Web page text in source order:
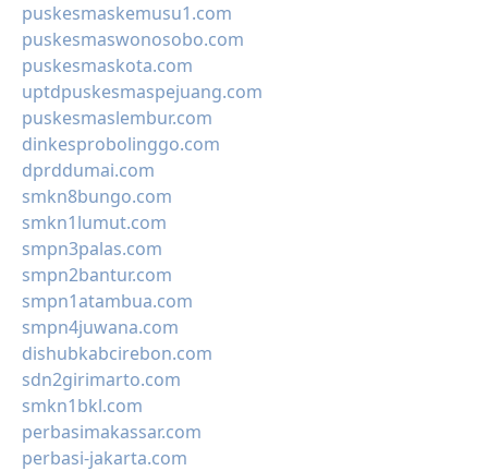
puskesmaskemusu1.com
puskesmaswonosobo.com
puskesmaskota.com
uptdpuskesmaspejuang.com
puskesmaslembur.com
dinkesprobolinggo.com
dprddumai.com
smkn8bungo.com
smkn1lumut.com
smpn3palas.com
smpn2bantur.com
smpn1atambua.com
smpn4juwana.com
dishubkabcirebon.com
sdn2girimarto.com
smkn1bkl.com
perbasimakassar.com
perbasi-jakarta.com